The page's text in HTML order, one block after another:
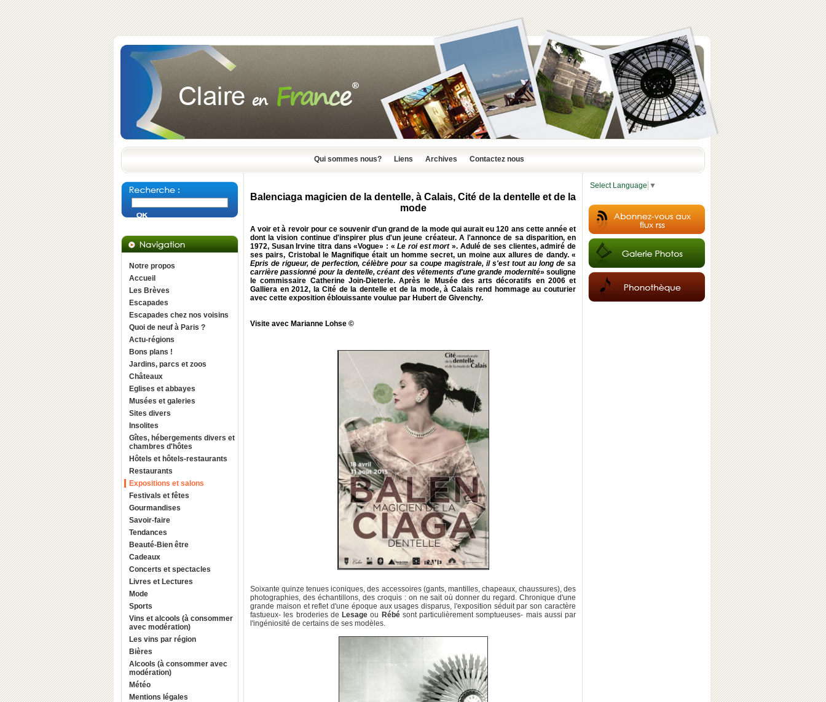
Qui sommes nous? Liens Archives Contactez nous
Notre propos
Accueil
Les Brèves
Escapades
Escapades chez nos voisins
Quoi de neuf à Paris ?
Actu-régions
Bons plans !
Jardins, parcs et zoos
Châteaux
Eglises et abbayes
Musées et galeries
Sites divers
Insolites
Gîtes, hébergements divers et
chambres d'hôtes
Hôtels et hôtels-restaurants
Restaurants
Expositions et salons
Festivals et fêtes
Gourmandises
Savoir-faire
Tendances
Beauté-Bien être
Cadeaux
Concerts et spectacles
Livres et Lectures
Mode
Sports
Vins et alcools (à consommer
avec modération)
Les vins par région
Bières
Alcools (à consommer avec
modération)
Météo
Mentions légales
Balenciaga magicien de la dentelle, à Calais, Cité de la dentelle et de la
mode
A voir et à revoir pour ce souvenir d'un grand de la mode qui aurait eu 120 ans cette année et
dont la vision continue d'inspirer plus d'un jeune créateur. A l'annonce de sa disparition, en
1972, Susan Irvine titra dans «Vogue» : «Le roi est mort». Adulé de ses clientes, admiré de
ses pairs, Cristobal le Magnifique était un homme secret, un moine aux allures de dandy. «
Epris de rigueur, de perfection, célèbre pour sa coupe magistrale, il s'est tout au long de sa
carrière passionné pour la dentelle, créant des vêtements d'une grande modernité» souligne
le commissaire Catherine Join-Dieterle. Après le Musée des arts décoratifs en 2006 et
Galliera en 2012, la Cité de la dentelle et de la mode, à Calais rend hommage au couturier
avec cette exposition éblouissante voulue par Hubert de Givenchy.
Visite avec Marianne Lohse ©
Soixante quinze tenues iconiques, des accessoires (gants, mantilles, chapeaux, chaussures), des
photographies, des échantillons, des croquis : on ne sait où donner du regard. Chronique d'une
grande maison et reflet d'une époque aux usages disparus, l'exposition séduit par son caractère
fastueux- les broderies de Lesage ou Rébé sont particulièrement somptueuses- mais aussi par
l'ingéniosité de certains de ses modèles.
Select Language ▼